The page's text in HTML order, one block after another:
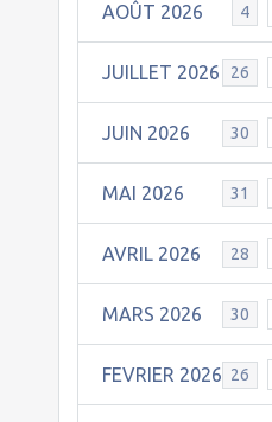
AOÛT 2026 4
JUILLET 2026 26
JUIN 2026 30
MAI 2026 31
AVRIL 2026 28
MARS 2026 30
FEVRIER 2026 26